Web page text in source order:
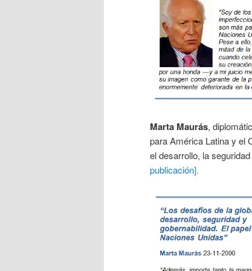
Marta Maurás,
para América Latina y el
el desarrollo, la
publicación].